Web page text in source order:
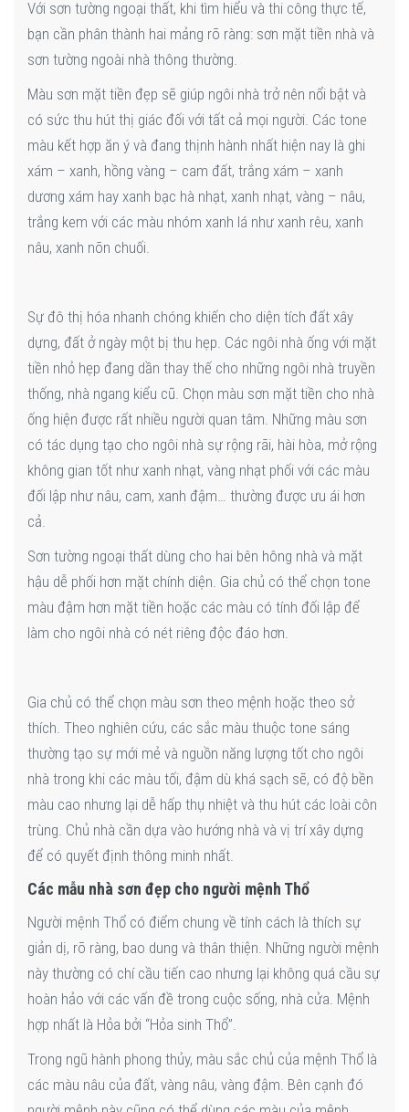
Với sơn tường ngoại thất, khi tìm hiểu và thi công thực tế,
bạn cần phân thành hai mảng rõ ràng: sơn mặt tiền nhà và
sơn tường ngoài nhà thông thường.
Màu sơn mặt tiền đẹp sẽ giúp ngôi nhà trở nên nổi bật và
có sức thu hút thị giác đối với tất cả mọi người. Các tone
màu kết hợp ăn ý và đang thịnh hành nhất hiện nay là ghi
xám – xanh, hồng vàng – cam đất, trắng xám – xanh
dương xám hay xanh bạc hà nhạt, xanh nhạt, vàng – nâu,
trắng kem với các màu nhóm xanh lá như xanh rêu, xanh
nâu, xanh nõn chuối.
Sự đô thị hóa nhanh chóng khiến cho diện tích đất xây
dựng, đất ở ngày một bị thu hẹp. Các ngôi nhà ống với mặt
tiền nhỏ hẹp đang dần thay thế cho những ngôi nhà truyền
thống, nhà ngang kiểu cũ. Chọn màu sơn mặt tiền cho nhà
ống hiện được rất nhiều người quan tâm. Những màu sơn
có tác dụng tạo cho ngôi nhà sự rộng rãi, hài hòa, mở rộng
không gian tốt như xanh nhạt, vàng nhạt phối với các màu
đối lập như nâu, cam, xanh đậm… thường được ưu ái hơn
cả.
Sơn tường ngoại thất dùng cho hai bên hông nhà và mặt
hậu dễ phối hơn mặt chính diện. Gia chủ có thể chọn tone
màu đậm hơn mặt tiền hoặc các màu có tính đối lập để
làm cho ngôi nhà có nét riêng độc đáo hơn.
Gia chủ có thể chọn màu sơn theo mệnh hoặc theo sở
thích. Theo nghiên cứu, các sắc màu thuộc tone sáng
thường tạo sự mới mẻ và nguồn năng lượng tốt cho ngôi
nhà trong khi các màu tối, đậm dù khá sạch sẽ, có độ bền
màu cao nhưng lại dễ hấp thụ nhiệt và thu hút các loài côn
trùng. Chủ nhà cần dựa vào hướng nhà và vị trí xây dựng
để có quyết định thông minh nhất.
Các mẫu nhà sơn đẹp cho người mệnh Thổ
Người mệnh Thổ có điểm chung về tính cách là thích sự
giản dị, rõ ràng, bao dung và thân thiện. Những người mệnh
này thường có chí cầu tiến cao nhưng lại không quá cầu sự
hoàn hảo với các vấn đề trong cuộc sống, nhà cửa. Mệnh
hợp nhất là Hỏa bởi “Hỏa sinh Thổ”.
Trong ngũ hành phong thủy, màu sắc chủ của mệnh Thổ là
các màu nâu của đất, vàng nâu, vàng đậm. Bên cạnh đó